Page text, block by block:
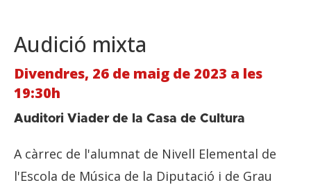
Audició mixta
Divendres, 26 de maig de 2023 a les
19:30h
Auditori Viader de la Casa de Cultura
A càrrec de l'alumnat de Nivell Elemental de
l'Escola de Música de la Diputació i de Grau